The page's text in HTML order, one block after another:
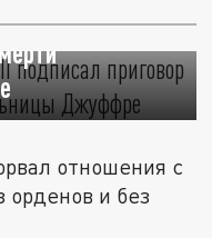
III подписал
отношения с
орденов и без